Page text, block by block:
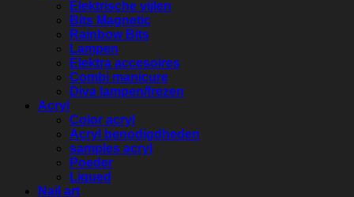
Elektrische vijlen
Bits Magnetic
Rainbow Bits
Lampen
Elektra accesoires
Combi manicure
Diva lampen/frezen
Acryl
Color acryl
Acryl benodigdheden
samples acryl
Poeder
Liqued
Nail art